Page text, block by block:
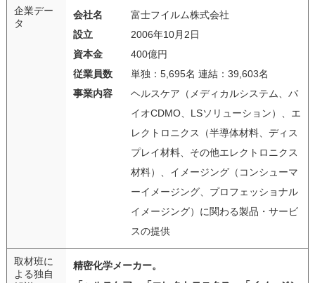
企業デー
タ
会社名
富士フイルム株式会社
設立
2006年10月2日
資本金
400億円
従業員数
単独：5,695名 連結：39,603名
事業内容
ヘルスケア（メディカルシステム、バ
イオCDMO、LSソリューション）、エ
レクトロニクス（半導体材料、ディス
プレイ材料、その他エレクトロニクス
材料）、イメージング（コンシューマ
ーイメージング、プロフェッショナル
イメージング）に関わる製品・サービ
スの提供
取材班に
よる独自
精密化学メーカー。